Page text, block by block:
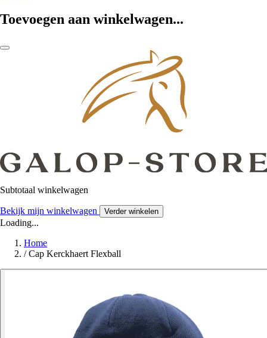
Toevoegen aan winkelwagen...
Subtotaal winkelwagen
Bekijk mijn winkelwagen Verder winkelen
Loading...
Home
/ Cap Kerckhaert Flexball